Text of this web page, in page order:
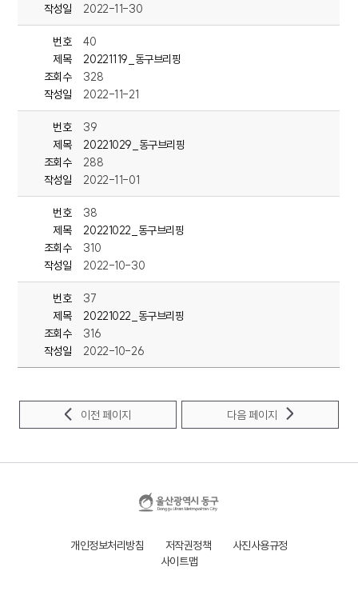
노동과 문화, 복지, 해양관광 등
민선 8기 동구청장의 공약 추진을 위한 조직 개편이
어떤 변화를 불러일으킬지 관심이 모아지고 있습니다.
jcn뉴스 심은홍입니다.
<동구청>명덕호수공원, 어린이놀이터 조성 위한 ‘놀이터학교’ 개강
동구 대표적인 도심 휴식공간인 명덕호수공원에
어린이놀이터가 조성될 예정입니다.
동구청은 지난 8일 전하동 울산육아종합지원센터에서
김종훈 동구청장과 학부모 등이 참석한 가운데
'명덕호수공원 어린이놀이터' 조성을 위한 '놀이터 학교'를 개강했습니
'놀이터 학교'는 명덕호수공원 어린이놀이터 조성에 앞서
사업 참여자인 어린이와 학부모의 인식개선 위해
주민참여 TF팀에서 주최한 것으로
내년 1월 중순까지 모두 4차례에 걸쳐
어린이 놀이교육 관련 전문가들이 특강을 할 계획입니다.
<동구청> 단신 1~3
---<단신>동구, 다문화사회 지역주민 이해 교육 실시
‘다문화사회에 대한 지역주민 이해 교육’을 실시했습니다.
아프간 가족들이 지역사회에 안정적으로 정착할 수 있는 환경을
작성일
2022-11-30
번호
40
제목
20221119_동구브리핑
조회수
328
작성일
2022-11-21
번호
39
제목
20221029_동구브리핑
조회수
288
작성일
2022-11-01
번호
38
제목
20221022_동구브리핑
조회수
310
작성일
2022-10-30
번호
37
제목
20221022_동구브리핑
조회수
316
작성일
2022-10-26
이전 페이지 다음 페이지
개인정보처리방침 저작권정책
사진사용규정
사이트맵